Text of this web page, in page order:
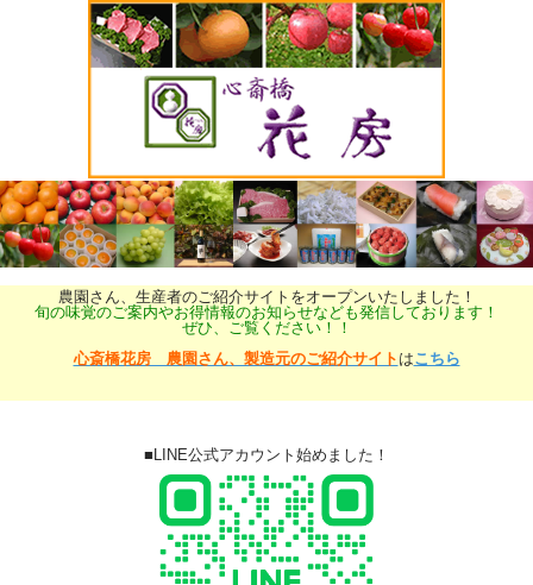
農園さん、生産者のご紹介サイトをオープンいたしました！
旬の味覚のご案内やお得情報のお知らせなども発信しております！
ぜひ、ご覧ください！！
心斎橋花房 農園さん、製造元のご紹介サイト はこちら
■LINE公式アカウント始めました！